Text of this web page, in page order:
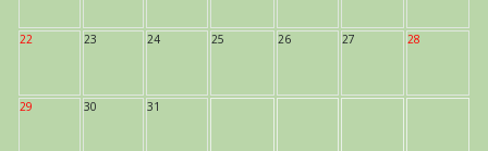
22 23 24 25 26 27 28
29 30 31